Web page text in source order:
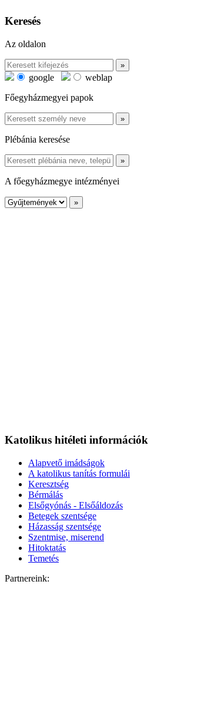
Keresés
Az oldalon
google
weblap
Főegyházmegyei papok
Plébánia keresése
A főegyházmegye intézményei
Katolikus hitéleti információk
Alapvető imádságok
A katolikus tanítás formulái
Keresztség
Bérmálás
Elsőgyónás - Elsőáldozás
Betegek szentsége
Házasság szentsége
Szentmise, miserend
Hitoktatás
Temetés
Partnereink: